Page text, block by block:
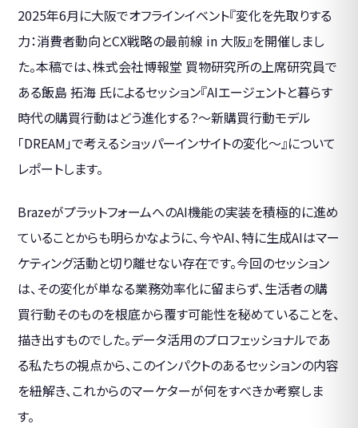
2025年6月に大阪でオフラインイベント『変化を先取りする
力：消費者動向とCX戦略の最前線 in 大阪』を開催しまし
た。本稿では、株式会社博報堂 買物研究所の上席研究員で
ある飯島 拓海 氏によるセッション『AIエージェントと暮らす
時代の購買行動はどう進化する？～新購買行動モデル
「DREAM」で考えるショッパーインサイトの変化～』について
レポートします。
BrazeがプラットフォームへのAI機能の実装を積極的に進め
ていることからも明らかなように、今やAI、特に生成AIはマー
ケティング活動と切り離せない存在です。今回のセッション
は、その変化が単なる業務効率化に留まらず、生活者の購
買行動そのものを根底から覆す可能性を秘めていることを、
描き出すものでした。データ活用のプロフェッショナルであ
る私たちの視点から、このインパクトのあるセッションの内容
を紐解き、これからのマーケターが何をすべきか考察しま
す。